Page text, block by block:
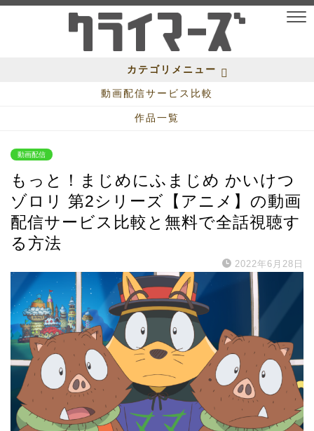
カテゴリメニュー
動画配信サービス比較
作品一覧
動画配信
もっと！まじめにふまじめ かいけつ
ゾロリ 第2シリーズ【アニメ】の動画
配信サービス比較と無料で全話視聴す
る方法
2022年6月28日